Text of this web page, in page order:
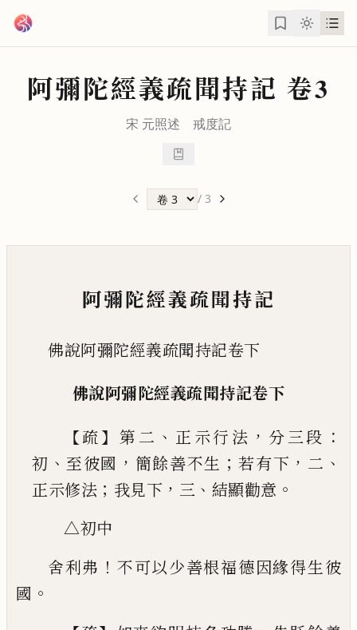
阿彌陀經義疏聞持記 卷3
宋 元照述 戒度記
/ 3
阿彌陀經義疏聞持記
佛說阿彌陀經義疏聞持記卷下
佛說阿彌陀經義疏聞持記卷下
【疏】第二 、 正示行法 ， 分三段 ：
初 、 至彼國 ， 簡餘善不生 ； 若有下 ， 二 、
正示修法 ； 我見下 ， 三 、 結顯勸意 。
△初中
舍利弗 ！ 不可以少善根福德因緣得生彼
國 。